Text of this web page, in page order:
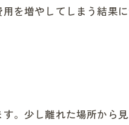
を増やしてしまう結果に
。少し離れた場所から